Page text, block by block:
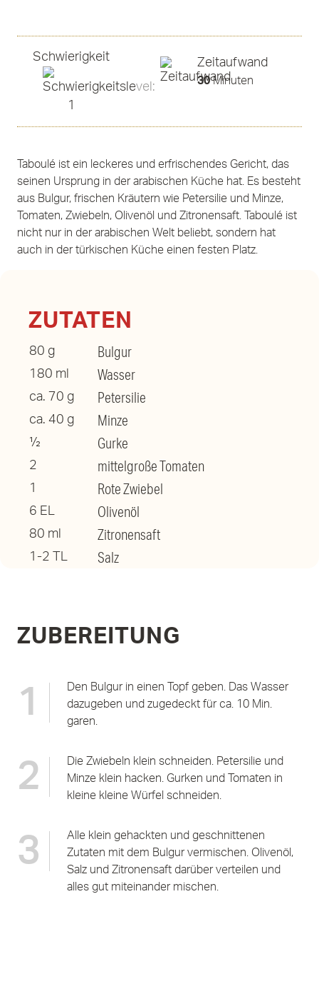
Schwierigkeit Zeitaufwand
30Minuten
Taboulé ist ein leckeres und erfrischendes Gericht, das
seinen Ursprung in der arabischen Küche hat. Es besteht
aus Bulgur, frischen Kräutern wie Petersilie und Minze,
Tomaten, Zwiebeln, Olivenöl und Zitronensaft. Taboulé ist
nicht nur in der arabischen Welt beliebt, sondern hat
auch in der türkischen Küche einen festen Platz.
ZUTATEN
80 g Bulgur
180 ml Wasser
ca. 70 g Petersilie
ca. 40 g Minze
½ Gurke
2 mittelgroße Tomaten
1 Rote Zwiebel
6 EL Olivenöl
80 ml Zitronensaft
1-2 TL Salz
ZUBEREITUNG
1
Den Bulgur in einen Topf geben. Das Wasser
dazugeben und zugedeckt für ca. 10 Min.
garen.
2
Die Zwiebeln klein schneiden. Petersilie und
Minze klein hacken. Gurken und Tomaten in
kleine kleine Würfel schneiden.
3
Alle klein gehackten und geschnittenen
Zutaten mit dem Bulgur vermischen. Olivenöl,
Salz und Zitronensaft darüber verteilen und
alles gut miteinander mischen.